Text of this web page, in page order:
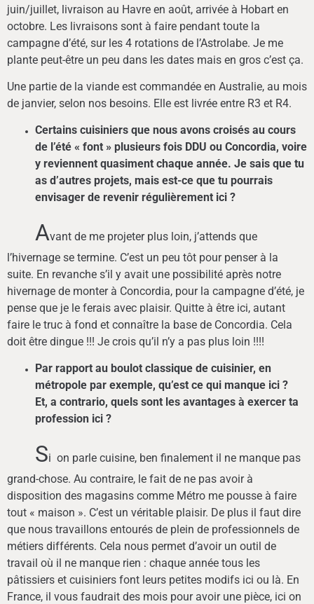
juin/juillet, livraison au Havre en août, arrivée à Hobart en
octobre. Les livraisons sont à faire pendant toute la
campagne d’été, sur les 4 rotations de l’Astrolabe. Je me
plante peut-être un peu dans les dates mais en gros c’est ça.
Une partie de la viande est commandée en Australie, au mois
de janvier, selon nos besoins. Elle est livrée entre R3 et R4.
Certains cuisiniers que nous avons croisés au cours
de l’été « font » plusieurs fois DDU ou Concordia, voire
y reviennent quasiment chaque année. Je sais que tu
as d’autres projets, mais est-ce que tu pourrais
envisager de revenir régulièrement ici ?
Avant de me projeter plus loin, j’attends que
l’hivernage se termine. C’est un peu tôt pour penser à la
suite. En revanche s’il y avait une possibilité après notre
hivernage de monter à Concordia, pour la campagne d’été, je
pense que je le ferais avec plaisir. Quitte à être ici, autant
faire le truc à fond et connaître la base de Concordia. Cela
doit être dingue !!! Je crois qu’il n’y a pas plus loin !!!!
Par rapport au boulot classique de cuisinier, en
métropole par exemple, qu’est ce qui manque ici ?
Et, a contrario, quels sont les avantages à exercer ta
profession ici ?
Si on parle cuisine, ben finalement il ne manque pas
grand-chose. Au contraire, le fait de ne pas avoir à
disposition des magasins comme Métro me pousse à faire
tout « maison ». C’est un véritable plaisir. De plus il faut dire
que nous travaillons entourés de plein de professionnels de
métiers différents. Cela nous permet d’avoir un outil de
travail où il ne manque rien : chaque année tous les
pâtissiers et cuisiniers font leurs petites modifs ici ou là. En
France, il vous faudrait des mois pour avoir une pièce, ici on